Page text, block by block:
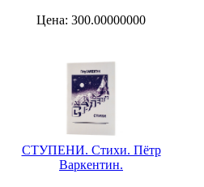
Цена: 300.00000000
СТУПЕНИ. Стихи. Пётр
Варкентин.